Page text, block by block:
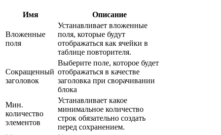
Имя Описание
Вложенные
поля
Устанавливает вложенные
поля, которые будут
отображаться как ячейки в
таблице повторителя.
Сокращенный
заголовок
Выберите поле, которое будет
отображаться в качестве
заголовка при сворачивании
блока
Мин.
количество
элементов
Устанавливает какое
минимальное количество
строк обязательно создать
перед сохранением.